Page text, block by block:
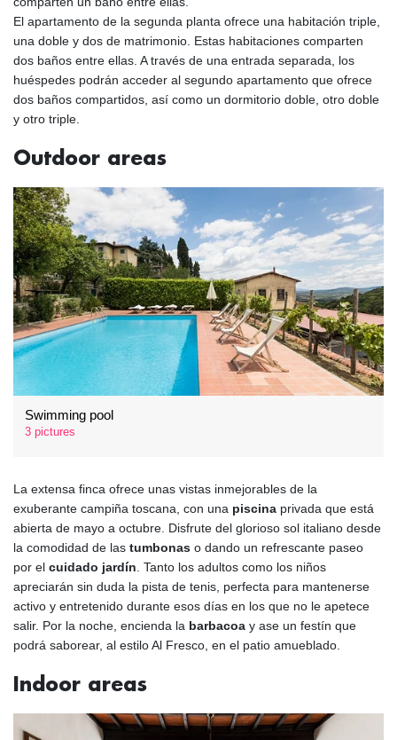
El apartamento de la segunda planta ofrece una habitación triple,
una doble y dos de matrimonio. Estas habitaciones comparten
dos baños entre ellas. A través de una entrada separada, los
huéspedes podrán acceder al segundo apartamento que ofrece
dos baños compartidos, así como un dormitorio doble, otro doble
y otro triple.
Outdoor areas
Swimming pool
3 pictures
La extensa finca ofrece unas vistas inmejorables de la
exuberante campiña toscana, con una piscina privada que está
abierta de mayo a octubre. Disfrute del glorioso sol italiano desde
la comodidad de las tumbonas o dando un refrescante paseo
por el cuidado jardín . Tanto los adultos como los niños
apreciarán sin duda la pista de tenis, perfecta para mantenerse
activo y entretenido durante esos días en los que no le apetece
salir. Por la noche, encienda la barbacoa y ase un festín que
podrá saborear, al estilo Al Fresco, en el patio amueblado.
Indoor areas